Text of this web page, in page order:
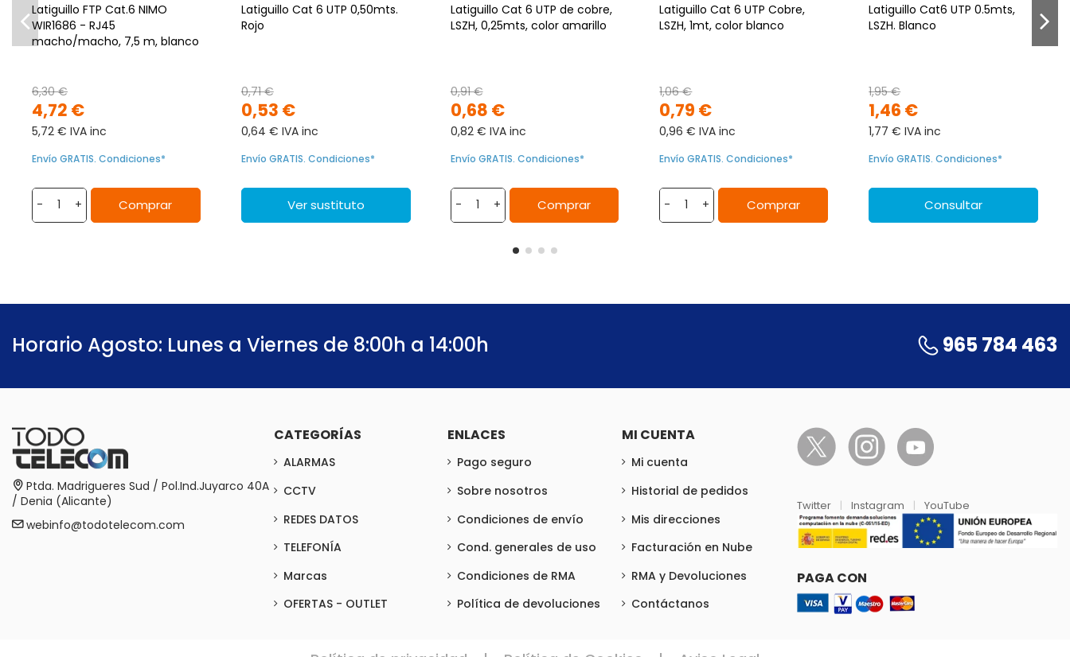
Latiguillo FTP Cat.6 NIMO
WIR1686 - RJ45
macho/macho, 7,5 m, blanco
4,72 €
6,30 €
5,72 € IVA inc
Envío GRATIS. Condiciones*
- + Comprar
Latiguillo Cat 6 UTP 0,50mts.
Rojo
0,53 €
0,71 €
0,64 € IVA inc
Envío GRATIS. Condiciones*
Ver sustituto
Latiguillo Cat 6 UTP de cobre,
LSZH, 0,25mts, color amarillo
0,68 €
0,91 €
0,82 € IVA inc
Envío GRATIS. Condiciones*
- + Comprar
Latiguillo Cat 6 UTP Cobre,
LSZH, 1mt, color blanco
0,79 €
1,06 €
0,96 € IVA inc
Envío GRATIS. Condiciones*
- + Comprar
Latiguillo Cat6 UTP 0.5mts,
LSZH. Blanco
1,46 €
1,95 €
1,77 € IVA inc
Envío GRATIS. Condiciones*
Consultar
Horario Agosto: Lunes a Viernes de 8:00h a 14:00h 965 784 463
Ptda. Madrigueres Sud / Pol.Ind.Juyarco 40A
/ Denia (Alicante)
webinfo@todotelecom.com
CATEGORÍAS
ALARMAS
CCTV
REDES DATOS
TELEFONÍA
Marcas
OFERTAS - OUTLET
ENLACES
Pago seguro
Sobre nosotros
Condiciones de envío
Cond. generales de uso
Condiciones de RMA
Política de devoluciones
MI CUENTA
Mi cuenta
Historial de pedidos
Mis direcciones
Facturación en Nube
RMA y Devoluciones
Contáctanos
Twitter Instagram YouTube
PAGA CON